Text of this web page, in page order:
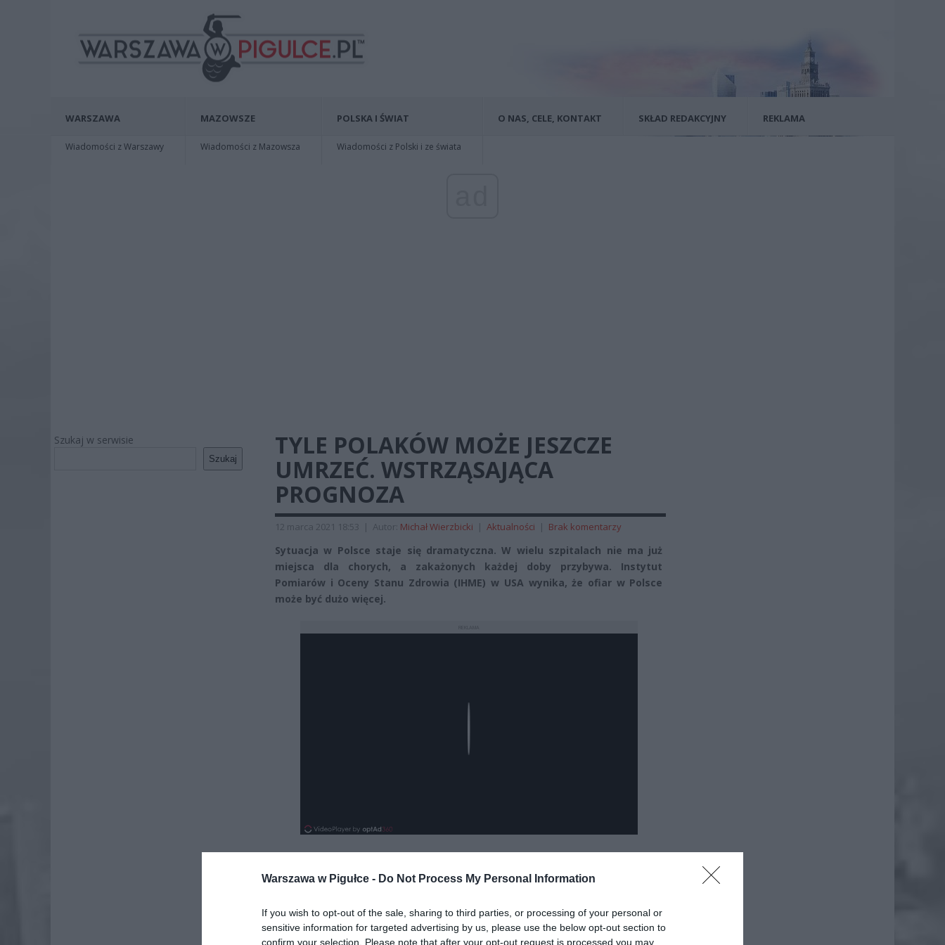
Warszawa w Pigułce - Do Not Process My Personal Information
If you wish to opt-out of the sale, sharing to third parties, or processing of your personal or
sensitive information for targeted advertising by us, please use the below opt-out section to
confirm your selection. Please note that after your opt-out request is processed you may
WARSZAWA
Wiadomości z Warszawy
MAZOWSZE
Wiadomości z Mazowsza
POLSKA I ŚWIAT
Wiadomości z Polski i ze świata
O NAS, CELE, KONTAKT SKŁAD REDAKCYJNY REKLAMA
Szukaj w serwisie
Szukaj
TYLE POLAKÓW MOŻE JESZCZE
UMRZEĆ. WSTRZĄSAJĄCA
PROGNOZA
12 marca 2021 18:53 | Autor: Michał Wierzbicki | Aktualności | Brak komentarzy
Sytuacja w Polsce staje się dramatyczna. W wielu szpitalach nie ma już
miejsca dla chorych, a zakażonych każdej doby przybywa. Instytut
Pomiarów i Oceny Stanu Zdrowia (IHME) w USA wynika, że ofiar w Polsce
może być dużo więcej.